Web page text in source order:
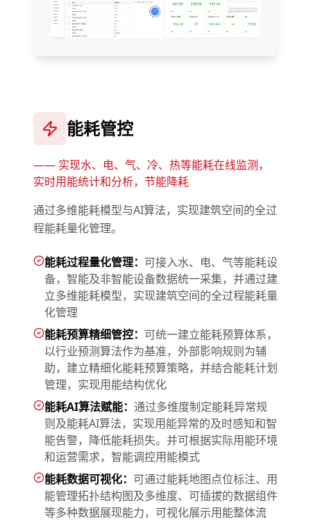
能耗管控
—— 实现水、电、气、冷、热等能耗在线监测，
实时用能统计和分析，节能降耗
通过多维能耗模型与AI算法，实现建筑空间的全过
程能耗量化管理。
能耗过程量化管理： 可接入水、电、气等能耗设
备，智能及非智能设备数据统一采集，并通过建
立多维能耗模型，实现建筑空间的全过程能耗量
化管理
能耗预算精细管控： 可统一建立能耗预算体系，
以行业预测算法作为基准，外部影响规则为辅
助，建立精细化能耗预算策略，并结合能耗计划
管理，实现用能结构优化
能耗AI算法赋能： 通过多维度制定能耗异常规
则及能耗AI算法，实现用能异常的及时感知和智
能告警，降低能耗损失。并可根据实际用能环境
和运营需求，智能调控用能模式
能耗数据可视化： 可通过能耗地图点位标注、用
能管理拓扑结构图及多维度、可插拔的数据组件
等多种数据展现能力，可视化展示用能整体流